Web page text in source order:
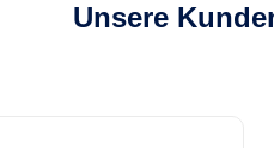
Unsere